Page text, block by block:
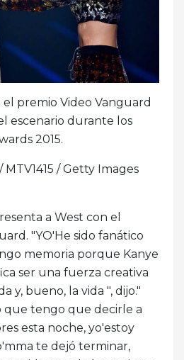
premio Video Vanguard
escenario durante los
2015.
/ Getty Images
a West con el
"YO'He sido fanático
memoria porque Kanye
ser una fuerza creativa
y, bueno, la vida ", dijo."
que tengo que decirle a
esta noche, yo'estoy
te dejó terminar,